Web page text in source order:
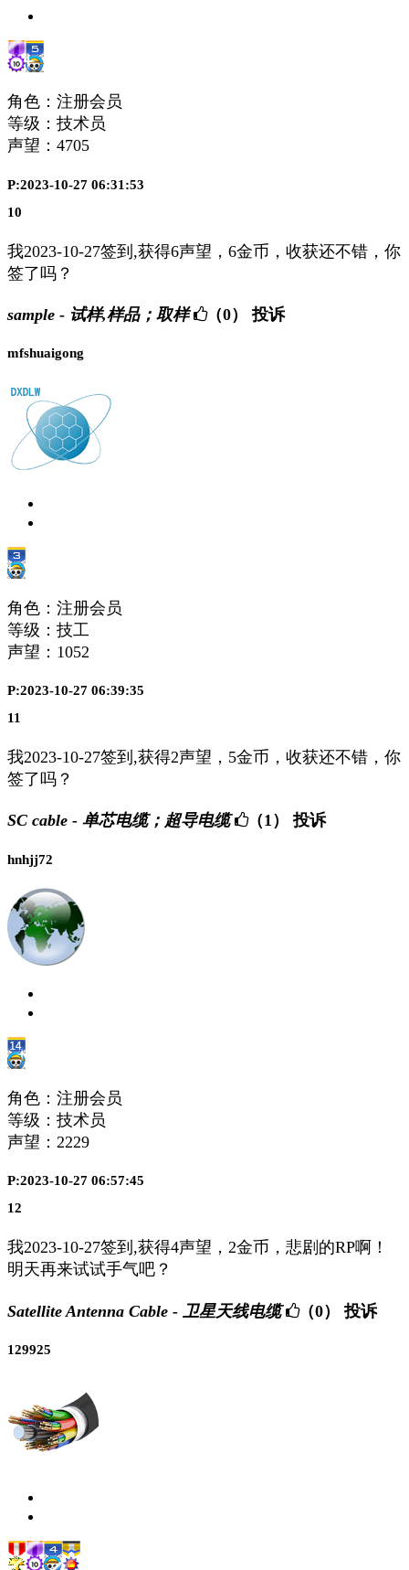
角色：注册会员
等级：技术员
声望： 4705
P:2023-10-27 06:31:53
10
我2023-10-27签到,获得6声望，6金币，收获还不错，你
签了吗？
sample - 试样,样品；取样 （0） 投诉
mfshuaigong
角色：注册会员
等级：技工
声望： 1052
P:2023-10-27 06:39:35
11
我2023-10-27签到,获得2声望，5金币，收获还不错，你
签了吗？
SC cable - 单芯电缆；超导电缆 （1） 投诉
hnhjj72
角色：注册会员
等级：技术员
声望： 2229
P:2023-10-27 06:57:45
12
我2023-10-27签到,获得4声望，2金币，悲剧的RP啊！
明天再来试试手气吧？
Satellite Antenna Cable - 卫星天线电缆 （0） 投诉
129925